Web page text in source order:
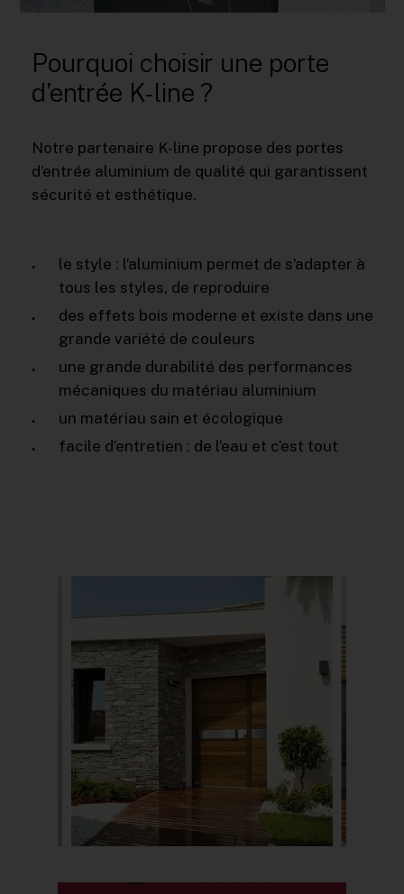
Pourquoi choisir une porte
d’entrée K-line ?
Notre partenaire K-line propose des portes
d’entrée aluminium de qualité qui garantissent
sécurité et esthétique.
le style : l’aluminium permet de s’adapter à
tous les styles, de reproduire
des effets bois moderne et existe dans une
grande variété de couleurs
une grande durabilité des performances
mécaniques du matériau aluminium
un matériau sain et écologique
facile d’entretien : de l’eau et c’est tout